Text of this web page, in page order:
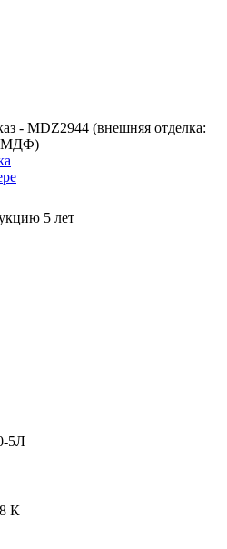
- MDZ2944 (внешняя отделка:
МДФ)
5 лет
5Л
К